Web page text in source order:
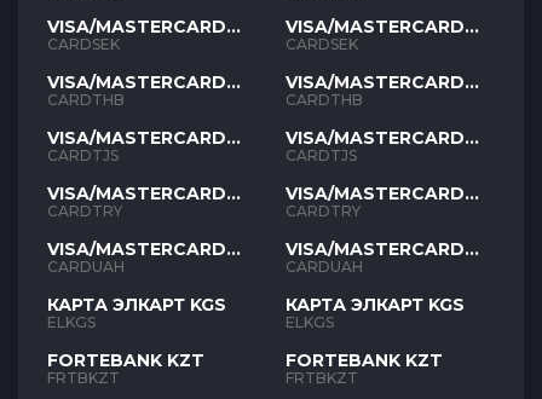
VISA/MASTERCARD
SEK
CARDSEK
VISA/MASTERCARD
THB
CARDTHB
VISA/MASTERCARD
TJS
CARDTJS
VISA/MASTERCARD
TYR
CARDTRY
VISA/MASTERCARD
UAH
CARDUAH
КАРТА ЭЛКАРТ KGS
ELKGS
FORTEBANK KZT
FRTBKZT
VISA/MASTERCARD
SEK
CARDSEK
VISA/MASTERCARD
THB
CARDTHB
VISA/MASTERCARD
TJS
CARDTJS
VISA/MASTERCARD
TYR
CARDTRY
VISA/MASTERCARD
UAH
CARDUAH
КАРТА ЭЛКАРТ KGS
ELKGS
FORTEBANK KZT
FRTBKZT